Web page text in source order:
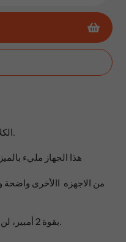
هو نسخة متقدمة OXVA SQ الكلاسيكي.
هذا الجهاز مليء
من الاجهزه االأخرى واضحة
USB-C بقوة 2 أمبير، لن تقلق أبدًا بشأن نفاد الطاقة.